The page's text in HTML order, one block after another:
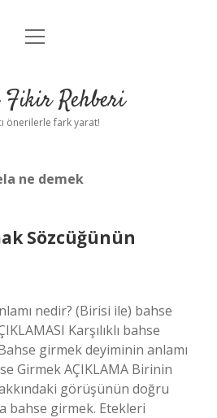
Politikası
Yasal Uyarı
menüyü
Fikir Rehberi
önerilerle fark yarat!
ne demek
Sözcüğünün
nedir? (Birisi ile) bahse
Karşılıklı bahse
girmek deyiminin anlamı
Girmek AÇIKLAMA Birinin
görüşünün doğru
bahse girmek. Etekleri